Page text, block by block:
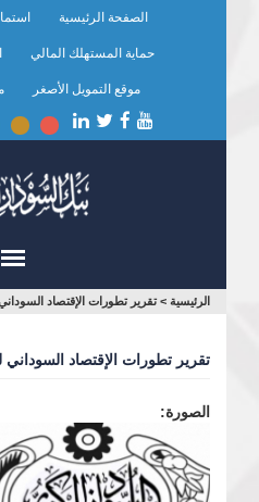
الصفحة الرئيسية
حماية المستهلك المالي
موقع التمويل الأصغر
أنت
الرئيسية > تقرير تطورات الإقتصاد السوداني
تقرير تطورات الإقتصاد السوداني للعام
الصورة: